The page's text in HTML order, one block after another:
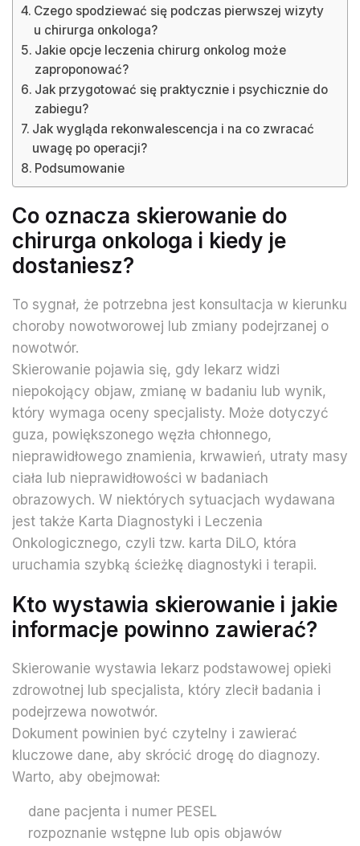
Czego spodziewać się podczas pierwszej wizyty
u chirurga onkologa?
Jakie opcje leczenia chirurg onkolog może
zaproponować?
Jak przygotować się praktycznie i psychicznie do
zabiegu?
Jak wygląda rekonwalescencja i na co zwracać
uwagę po operacji?
Podsumowanie
Co oznacza skierowanie do
chirurga onkologa i kiedy je
dostaniesz?
To sygnał, że potrzebna jest konsultacja w kierunku
choroby nowotworowej lub zmiany podejrzanej o
nowotwór.
Skierowanie pojawia się, gdy lekarz widzi
niepokojący objaw, zmianę w badaniu lub wynik,
który wymaga oceny specjalisty. Może dotyczyć
guza, powiększonego węzła chłonnego,
nieprawidłowego znamienia, krwawień, utraty masy
ciała lub nieprawidłowości w badaniach
obrazowych. W niektórych sytuacjach wydawana
jest także Karta Diagnostyki i Leczenia
Onkologicznego, czyli tzw. karta DiLO, która
uruchamia szybką ścieżkę diagnostyki i terapii.
Kto wystawia skierowanie i jakie
informacje powinno zawierać?
Skierowanie wystawia lekarz podstawowej opieki
zdrowotnej lub specjalista, który zlecił badania i
podejrzewa nowotwór.
Dokument powinien być czytelny i zawierać
kluczowe dane, aby skrócić drogę do diagnozy.
Warto, aby obejmował:
dane pacjenta i numer PESEL
rozpoznanie wstępne lub opis objawów